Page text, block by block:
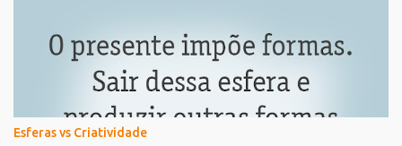
Esferas vs Criatividade